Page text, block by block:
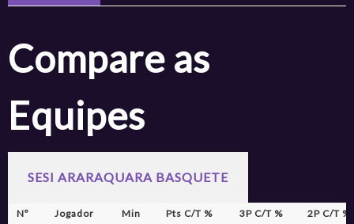
Compare as
Equipes
SESI ARARAQUARA BASQUETE
Nº Jogador Min Pts C/T % 3P C/T %
2P C/T %